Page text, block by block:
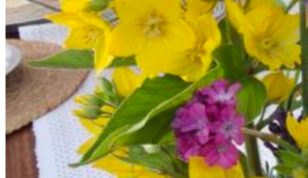
YOUTUBE
EVENEMANG
MOTIVATION